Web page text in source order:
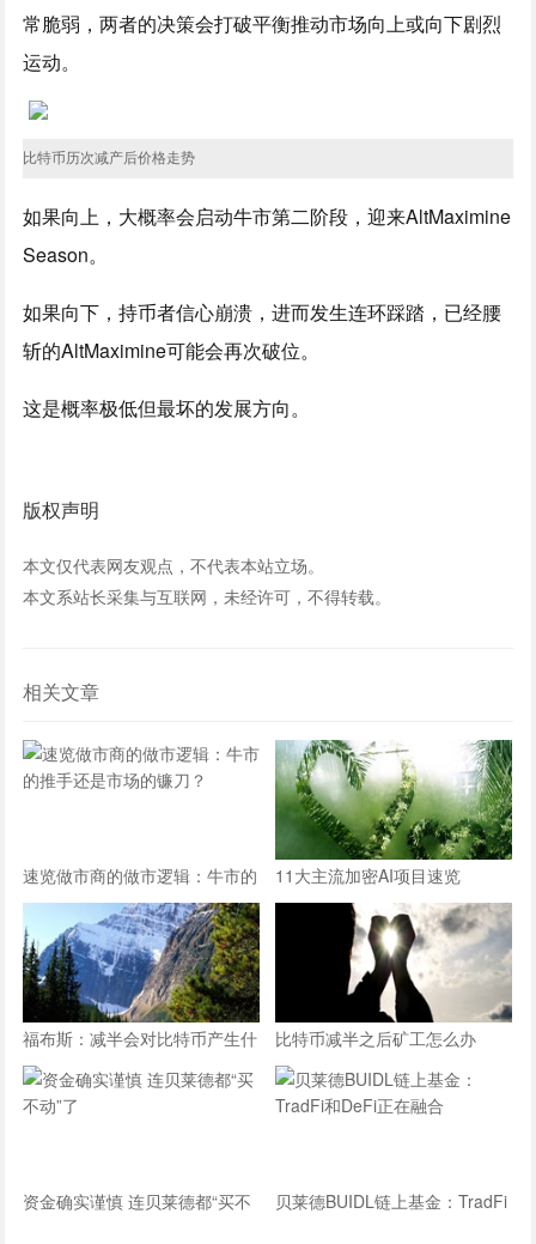
常脆弱，两者的决策会打破平衡推动市场向上或向下剧烈
运动。
比特币历次减产后价格走势
如果向上，大概率会启动牛市第二阶段，迎来AltMaximine
Season。
如果向下，持币者信心崩溃，进而发生连环踩踏，已经腰
斩的AltMaximine可能会再次破位。
这是概率极低但最坏的发展方向。
版权声明
本文仅代表网友观点，不代表本站立场。
本文系站长采集与互联网，未经许可，不得转载。
相关文章
速览做市商的做市逻辑：牛市的
推手还是市场的镰刀？
11大主流加密AI项目速览
福布斯：减半会对比特币产生什
么影响？
比特币减半之后矿工怎么办
资金确实谨慎 连贝莱德都“买不
贝莱德BUIDL链上基金：TradFi